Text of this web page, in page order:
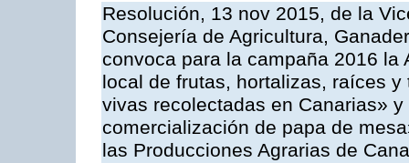
Resolución, 13 nov 2015, de la
Consejería de Agricultura,
convoca para la campaña 2016
local de frutas, hortalizas, raíces
vivas recolectadas en Canarias»
comercialización de papa de
las Producciones Agrarias de